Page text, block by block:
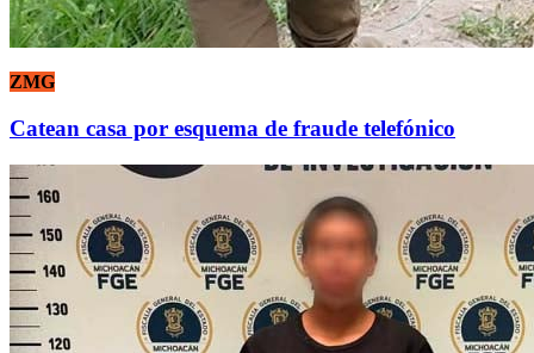
ZMG
Catean casa por esquema de fraude telefónico